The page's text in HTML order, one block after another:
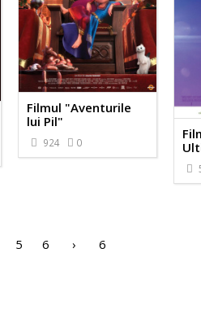
Filmul "Aventurile
lui Pil"
924 0
5 6 › 6